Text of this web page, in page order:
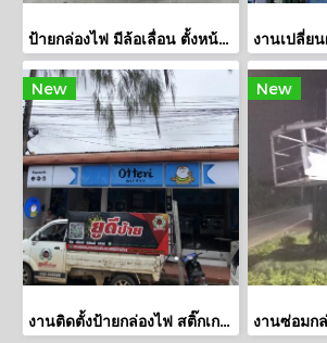
ป้ายกล่องไฟ มีล้อเลื่อน ตั้งหน้าร้าน ร้านหมูกระทะ
New
งานติดตั้งป้ายกล่องไฟ สติ๊กเกอร์อิงค์เจ็ท ร้านสะดวกซัก สาขาโพศรี อุดรธานี
New